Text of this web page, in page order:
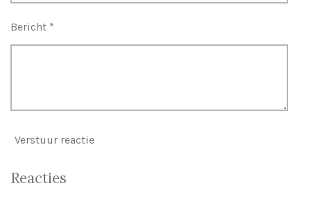
Bericht *
Verstuur reactie
Reacties